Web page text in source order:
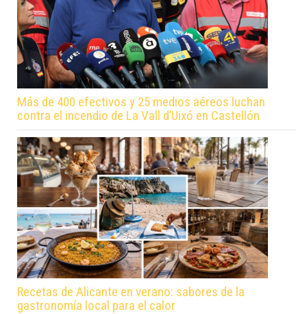
Más de 400 efectivos y 25 medios aéreos luchan
contra el incendio de La Vall d’Uixó en Castellón
Recetas de Alicante en verano: sabores de la
gastronomía local para el calor